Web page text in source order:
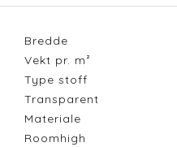
Bredde
Vekt pr. m²
Type stoff
Transparent
Materiale
Roomhigh